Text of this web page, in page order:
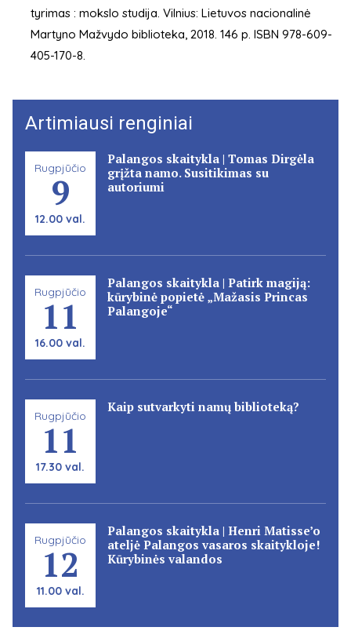
tyrimas : mokslo studija. Vilnius: Lietuvos nacionalinė
Martyno Mažvydo biblioteka, 2018. 146 p. ISBN 978-609-
405-170-8.
Artimiausi renginiai
Rugpjūčio
9
12.00 val.
Palangos skaitykla | Tomas Dirgėla
grįžta namo. Susitikimas su
autoriumi
Rugpjūčio
11
16.00 val.
Palangos skaitykla | Patirk magiją:
kūrybinė popietė „Mažasis Princas
Palangoje“
Rugpjūčio
11
17.30 val.
Kaip sutvarkyti namų biblioteką?
Rugpjūčio
12
11.00 val.
Palangos skaitykla | Henri Matisse’o
ateljė Palangos vasaros skaitykloje!
Kūrybinės valandos